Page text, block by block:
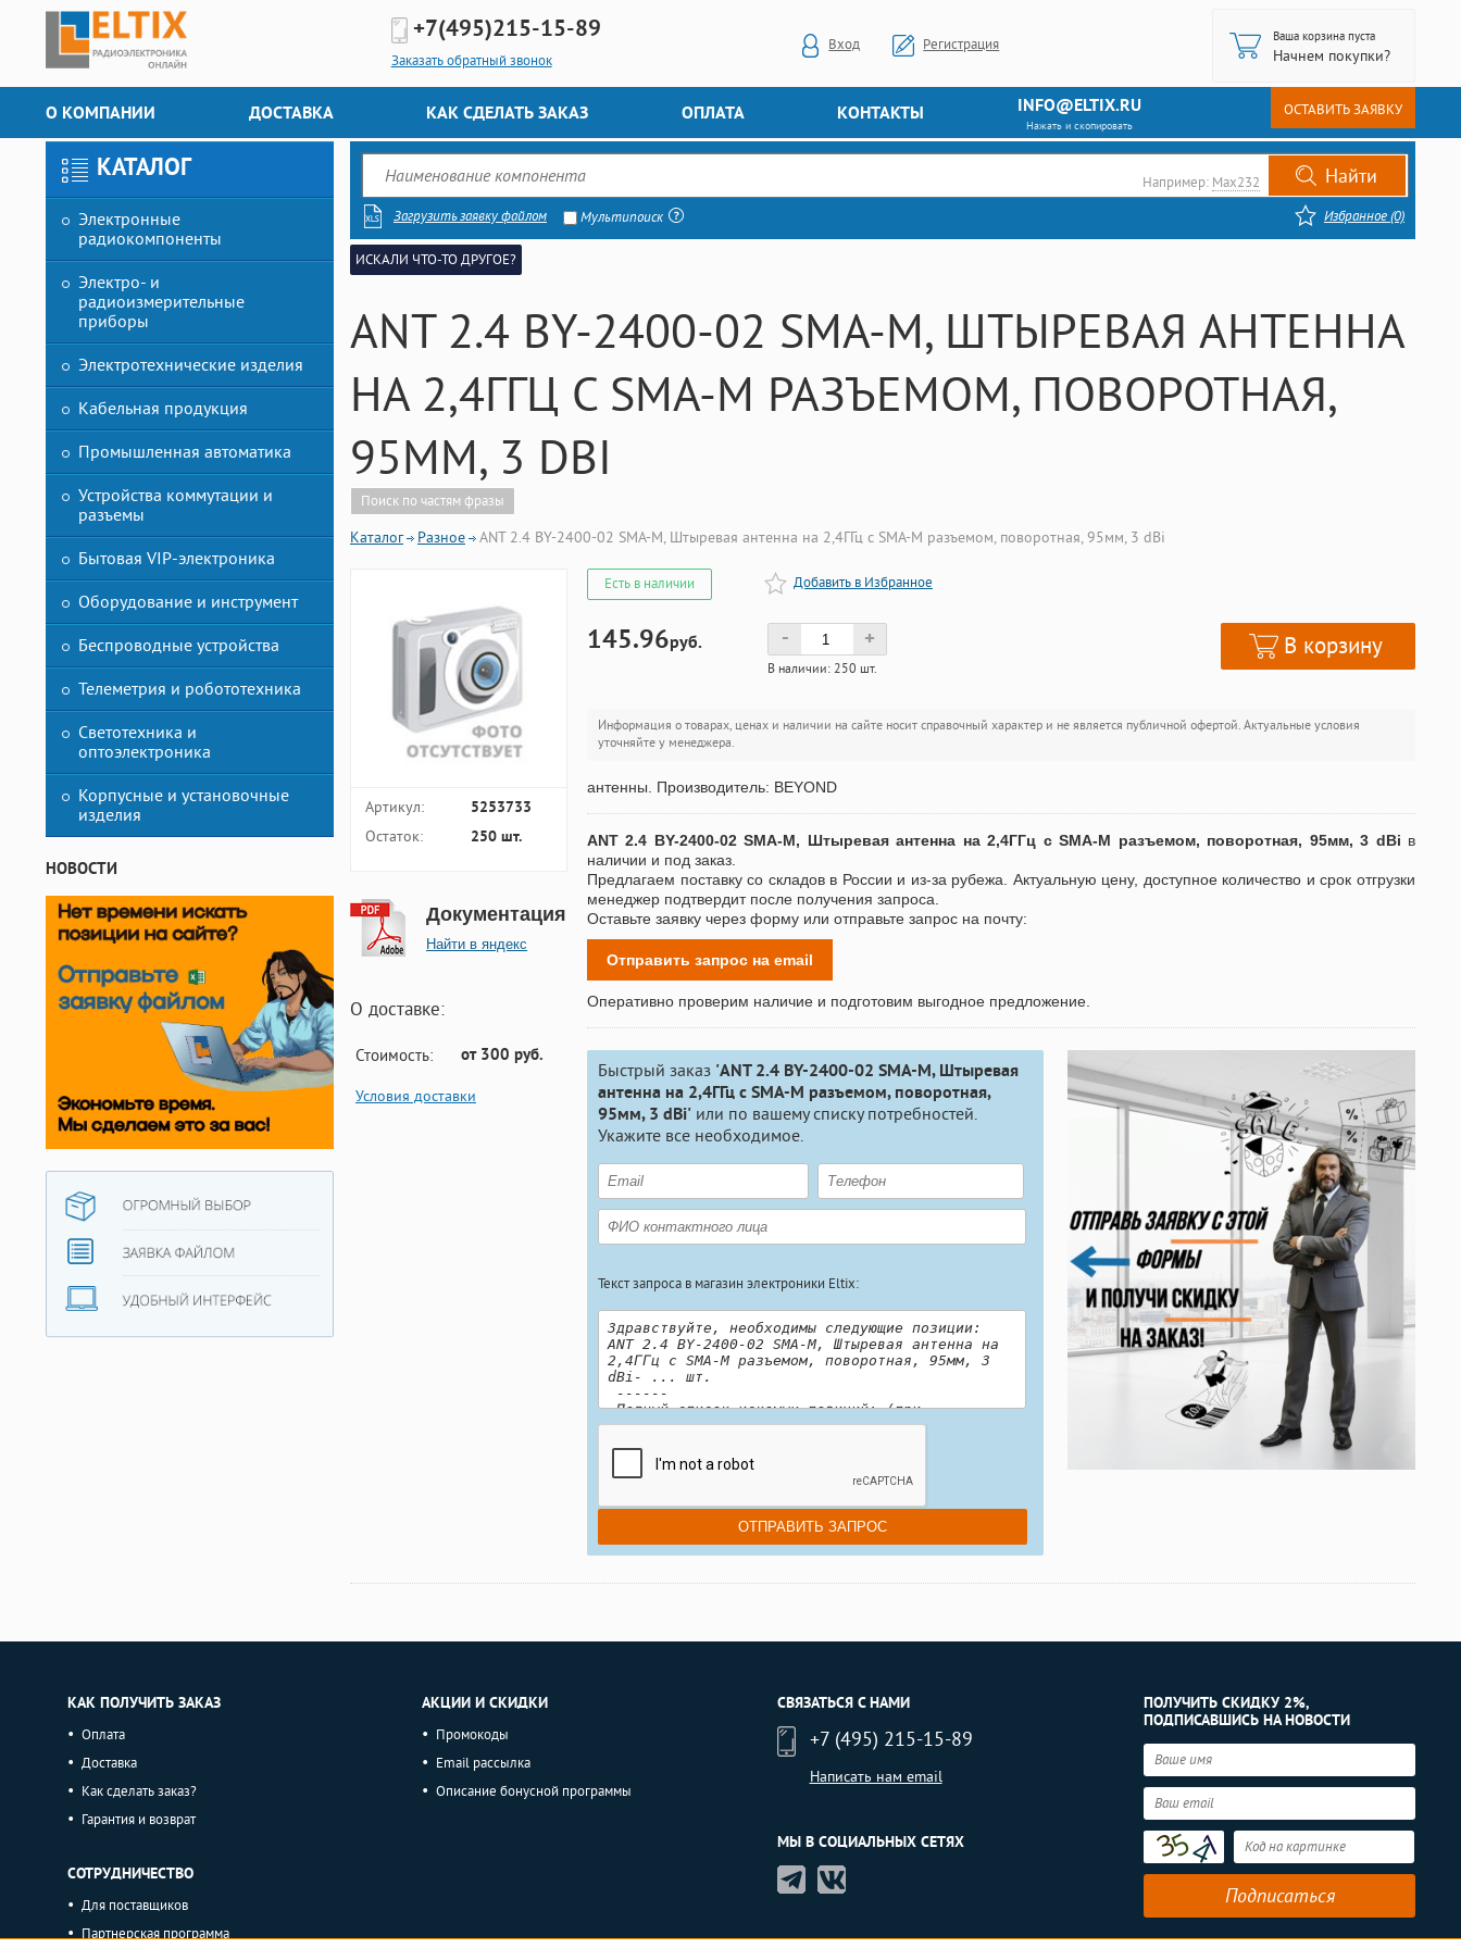
+7(495)215-15-89
Заказать обратный звонок
Вход Регистрация
Ваша корзина пуста
Начнем покупки?
О КОМПАНИИ ДОСТАВКА КАК СДЕЛАТЬ ЗАКАЗ ОПЛАТА КОНТАКТЫ INFO@ELTIX.RU
Нажать и скопировать
ОСТАВИТЬ ЗАЯВКУ
КАТАЛОГ
Электронные
радиокомпоненты
Электро- и
радиоизмерительные
приборы
Электротехнические изделия
Кабельная продукция
Промышленная автоматика
Устройства коммутации и
разъемы
Бытовая VIP-электроника
Оборудование и инструмент
Беспроводные устройства
Телеметрия и робототехника
Светотехника и
оптоэлектроника
Корпусные и установочные
изделия
НОВОСТИ
Например: Max232
Загрузить заявку файлом Мультипоиск Избранное (0)
ИСКАЛИ ЧТО-ТО ДРУГОЕ?
ANT 2.4 BY-2400-02 SMA-M, ШТЫРЕВАЯ АНТЕННА
НА 2,4ГГЦ С SMA-M РАЗЪЕМОМ, ПОВОРОТНАЯ,
95ММ, 3 DBI
Поиск по частям фразы
Каталог Разное ANT 2.4 BY-2400-02 SMA-M, Штыревая антенна на 2,4ГГц с SMA-M разъемом, поворотная, 95мм, 3 dBi
Есть в наличии Добавить в Избранное
145.96руб. - +
В наличии: 250 шт.
В корзину
Информация о товарах, ценах и наличии на сайте носит справочный характер и не является публичной офертой. Актуальные условия
уточняйте у менеджера.
антенны. Производитель: BEYOND
ANT 2.4 BY-2400-02 SMA-M, Штыревая антенна на 2,4ГГц с SMA-M разъемом, поворотная, 95мм, 3 dBi в
наличии и под заказ.
Предлагаем поставку со складов в России и из-за рубежа. Актуальную цену, доступное количество и срок отгрузки
менеджер подтвердит после получения запроса.
Оставьте заявку через форму или отправьте запрос на почту:
Отправить запрос на email
Оперативно проверим наличие и подготовим выгодное предложение.
Быстрый заказ 'ANT 2.4 BY-2400-02 SMA-M, Штыревая
антенна на 2,4ГГц с SMA-M разъемом, поворотная,
95мм, 3 dBi' или по вашему списку потребностей.
Укажите все необходимое.
Текст запроса в магазин электроники Eltix:
Артикул: 5253733
Остаток: 250 шт.
Документация
Найти в яндекс
О доставке:
Стоимость: от 300 руб.
Условия доставки
КАК ПОЛУЧИТЬ ЗАКАЗ
Оплата
Доставка
Как сделать заказ?
Гарантия и возврат
СОТРУДНИЧЕСТВО
Для поставщиков
Партнерская программа
АКЦИИ И СКИДКИ
Промокоды
Email рассылка
Описание бонусной программы
СВЯЗАТЬСЯ С НАМИ
+7 (495) 215-15-89
Написать нам email
МЫ В СОЦИАЛЬНЫХ СЕТЯХ
ПОЛУЧИТЬ СКИДКУ 2%,
ПОДПИСАВШИСЬ НА НОВОСТИ